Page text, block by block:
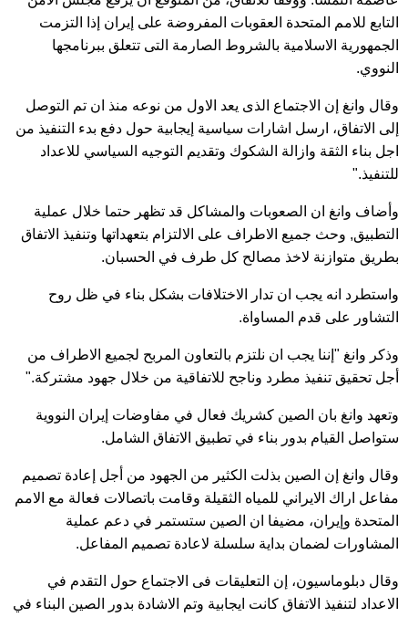
التابع للامم المتحدة العقوبات المفروضة على إيران إذا التزمت
الجمهورية الاسلامية بالشروط الصارمة التى تتعلق ببرنامجها
النووي.
وقال وانغ إن الاجتماع الذى يعد الاول من نوعه منذ ان تم التوصل
إلى الاتفاق، ارسل اشارات سياسية إيجابية حول دفع بدء التنفيذ من
اجل بناء الثقة وازالة الشكوك وتقديم التوجيه السياسي للاعداد
للتنفيذ."
وأضاف وانغ ان الصعوبات والمشاكل قد تظهر حتما خلال عملية
التطبيق, وحث جميع الاطراف على الالتزام بتعهداتها وتنفيذ الاتفاق
بطريق متوازنة لاخذ مصالح كل طرف في الحسبان.
واستطرد انه يجب ان تدار الاختلافات بشكل بناء في ظل روح
التشاور على قدم المساواة.
وذكر وانغ "إننا يجب ان نلتزم بالتعاون المربح لجميع الاطراف من
أجل تحقيق تنفيذ مطرد وناجح للاتفاقية من خلال جهود مشتركة."
وتعهد وانغ بان الصين كشريك فعال في مفاوضات إيران النووية
ستواصل القيام بدور بناء في تطبيق الاتفاق الشامل.
وقال وانغ إن الصين بذلت الكثير من الجهود من أجل إعادة تصميم
مفاعل اراك الايراني للمياه الثقيلة وقامت باتصالات فعالة مع الامم
المتحدة وإيران، مضيفا ان الصين ستستمر في دعم عملية
المشاورات لضمان بداية سلسلة لاعادة تصميم المفاعل.
وقال دبلوماسيون، إن التعليقات فى الاجتماع حول التقدم في
الاعداد لتنفيذ الاتفاق كانت ايجابية وتم الاشادة بدور الصين البناء في